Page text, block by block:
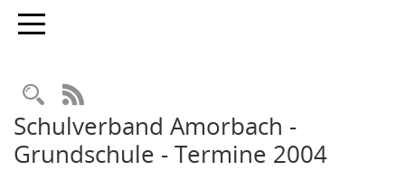
Toggle navigation
Rechercheauswahl
RSS-Feed
Schulverband Amorbach -
Grundschule - Termine 2004